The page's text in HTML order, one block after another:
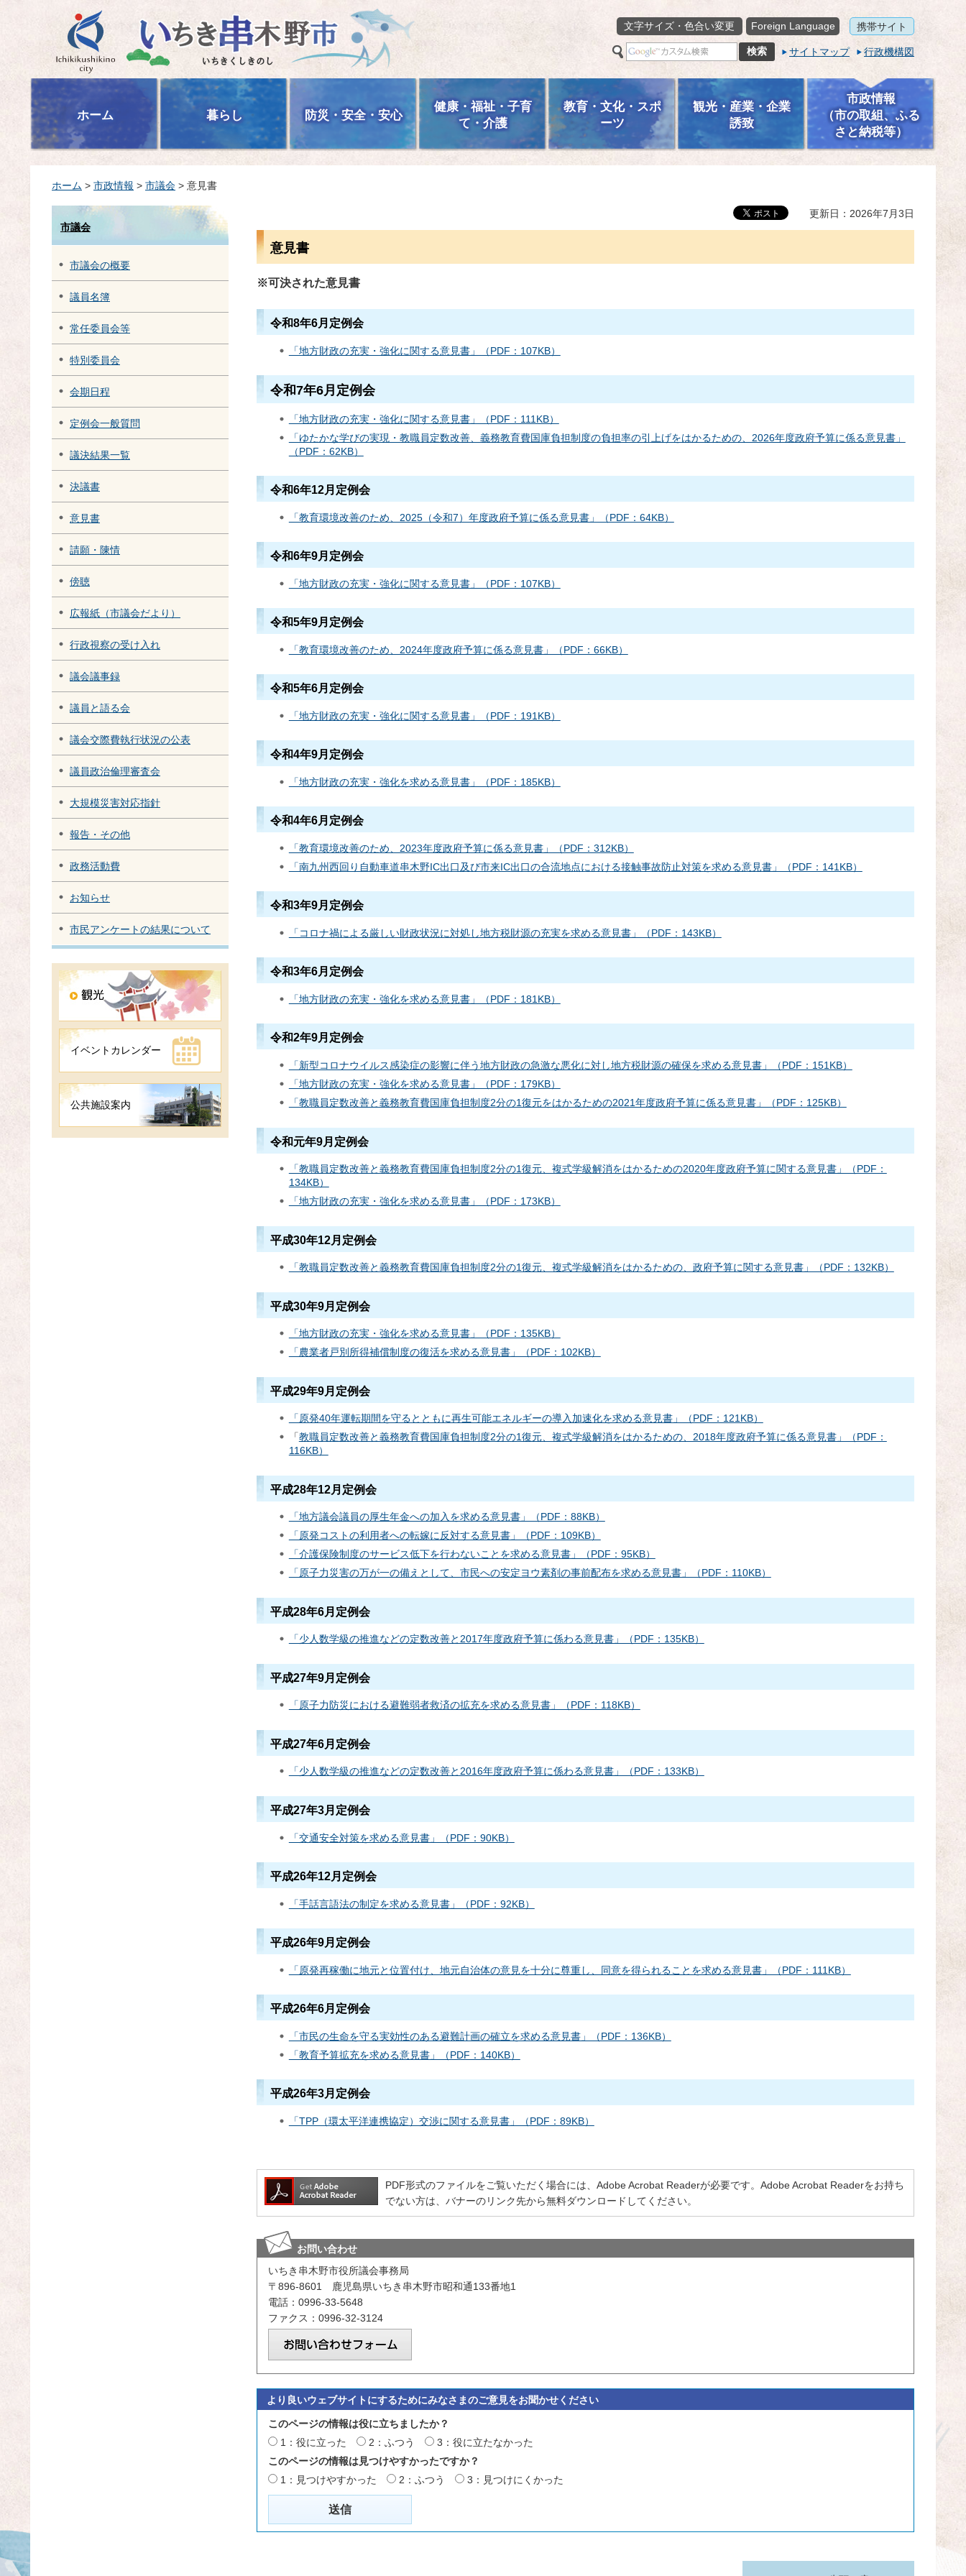
いちき串木野市
文字サイズ・色合い変更
Foreign Language 携帯サイト
サイトマップ 行政機構図
ホーム 暮らし 防災・安全・安心
健康・福祉・子育
て・介護
教育・文化・スポ
ーツ
観光・産業・企業
誘致
市政情報
（市の取組、ふる
さと納税等）
ホーム > 市政情報 > 市議会 > 意見書
市議会
市議会の概要
議員名簿
常任委員会等
特別委員会
会期日程
定例会一般質問
議決結果一覧
決議書
意見書
請願・陳情
傍聴
広報紙（市議会だより）
行政視察の受け入れ
議会議事録
議員と語る会
議会交際費執行状況の公表
議員政治倫理審査会
大規模災害対応指針
報告・その他
政務活動費
お知らせ
市民アンケートの結果について
イベントカレンダー
公共施設案内
更新日：2026年7月3日
意見書
※可決された意見書
令和8年6月定例会
「地方財政の充実・強化に関する意見書」（PDF：107KB）
令和7年6月定例会
「地方財政の充実・強化に関する意見書」（PDF：111KB）
「ゆたかな学びの実現・教職員定数改善、義務教育費国庫負担制度の負担率の引上げをはかるための、2026年度政府予算に係る意見書」
（PDF：62KB）
令和6年12月定例会
「教育環境改善のため、2025（令和7）年度政府予算に係る意見書」（PDF：64KB）
令和6年9月定例会
「地方財政の充実・強化に関する意見書」（PDF：107KB）
令和5年9月定例会
「教育環境改善のため、2024年度政府予算に係る意見書」（PDF：66KB）
令和5年6月定例会
「地方財政の充実・強化に関する意見書」（PDF：191KB）
令和4年9月定例会
「地方財政の充実・強化を求める意見書」（PDF：185KB）
令和4年6月定例会
「教育環境改善のため、2023年度政府予算に係る意見書」（PDF：312KB）
「南九州西回り自動車道串木野IC出口及び市来IC出口の合流地点における接触事故防止対策を求める意見書」（PDF：141KB）
令和3年9月定例会
「コロナ禍による厳しい財政状況に対処し地方税財源の充実を求める意見書」（PDF：143KB）
令和3年6月定例会
「地方財政の充実・強化を求める意見書」（PDF：181KB）
令和2年9月定例会
「新型コロナウイルス感染症の影響に伴う地方財政の急激な悪化に対し地方税財源の確保を求める意見書」（PDF：151KB）
「地方財政の充実・強化を求める意見書」（PDF：179KB）
「教職員定数改善と義務教育費国庫負担制度2分の1復元をはかるための2021年度政府予算に係る意見書」（PDF：125KB）
令和元年9月定例会
「教職員定数改善と義務教育費国庫負担制度2分の1復元、複式学級解消をはかるための2020年度政府予算に関する意見書」（PDF：
134KB）
「地方財政の充実・強化を求める意見書」（PDF：173KB）
平成30年12月定例会
「教職員定数改善と義務教育費国庫負担制度2分の1復元、複式学級解消をはかるための、政府予算に関する意見書」（PDF：132KB）
平成30年9月定例会
「地方財政の充実・強化を求める意見書」（PDF：135KB）
「農業者戸別所得補償制度の復活を求める意見書」（PDF：102KB）
平成29年9月定例会
「原発40年運転期間を守るとともに再生可能エネルギーの導入加速化を求める意見書」（PDF：121KB）
「教職員定数改善と義務教育費国庫負担制度2分の1復元、複式学級解消をはかるための、2018年度政府予算に係る意見書」（PDF：
116KB）
平成28年12月定例会
「地方議会議員の厚生年金への加入を求める意見書」（PDF：88KB）
「原発コストの利用者への転嫁に反対する意見書」（PDF：109KB）
「介護保険制度のサービス低下を行わないことを求める意見書」（PDF：95KB）
「原子力災害の万が一の備えとして、市民への安定ヨウ素剤の事前配布を求める意見書」（PDF：110KB）
平成28年6月定例会
「少人数学級の推進などの定数改善と2017年度政府予算に係わる意見書」（PDF：135KB）
平成27年9月定例会
「原子力防災における避難弱者救済の拡充を求める意見書」（PDF：118KB）
平成27年6月定例会
「少人数学級の推進などの定数改善と2016年度政府予算に係わる意見書」（PDF：133KB）
平成27年3月定例会
「交通安全対策を求める意見書」（PDF：90KB）
平成26年12月定例会
「手話言語法の制定を求める意見書」（PDF：92KB）
平成26年9月定例会
「原発再稼働に地元と位置付け、地元自治体の意見を十分に尊重し、同意を得られることを求める意見書」（PDF：111KB）
平成26年6月定例会
「市民の生命を守る実効性のある避難計画の確立を求める意見書」（PDF：136KB）
「教育予算拡充を求める意見書」（PDF：140KB）
平成26年3月定例会
「TPP（環太平洋連携協定）交渉に関する意見書」（PDF：89KB）
PDF形式のファイルをご覧いただく場合には、Adobe Acrobat Readerが必要です。Adobe Acrobat Readerをお持ち
でない方は、バナーのリンク先から無料ダウンロードしてください。
お問い合わせ
いちき串木野市役所議会事務局
〒896-8601 鹿児島県いちき串木野市昭和通133番地1
電話：0996-33-5648
ファクス：0996-32-3124
より良いウェブサイトにするためにみなさまのご意見をお聞かせください
このページの情報は役に立ちましたか？
1：役に立った
2：ふつう
3：役に立たなかった
このページの情報は見つけやすかったですか？
1：見つけやすかった
2：ふつう 3：見つけにくかった